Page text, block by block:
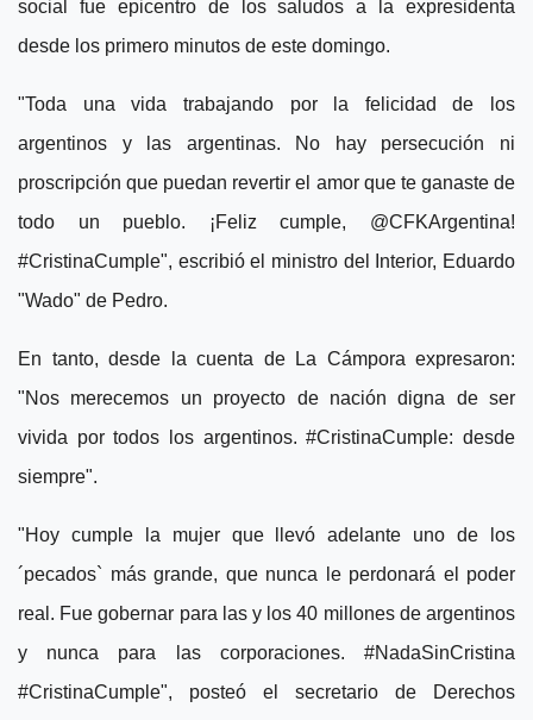
social fue epicentro de los saludos a la expresidenta
desde los primero minutos de este domingo.
"Toda una vida trabajando por la felicidad de los
argentinos y las argentinas. No hay persecución ni
proscripción que puedan revertir el amor que te ganaste de
todo un pueblo. ¡Feliz cumple, @CFKArgentina!
#CristinaCumple", escribió el ministro del Interior, Eduardo
"Wado" de Pedro.
En tanto, desde la cuenta de La Cámpora expresaron:
"Nos merecemos un proyecto de nación digna de ser
vivida por todos los argentinos. #CristinaCumple: desde
siempre".
"Hoy cumple la mujer que llevó adelante uno de los
´pecados` más grande, que nunca le perdonará el poder
real. Fue gobernar para las y los 40 millones de argentinos
y nunca para las corporaciones. #NadaSinCristina
#CristinaCumple", posteó el secretario de Derechos